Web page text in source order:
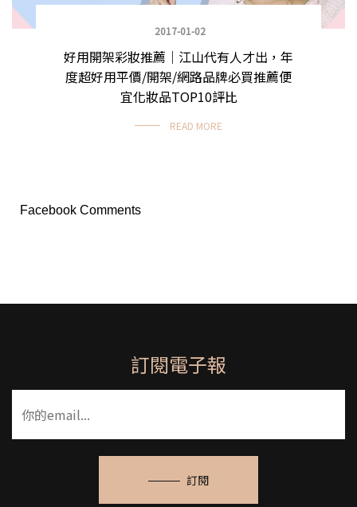
2017-01-02
好用開架彩妝推薦｜江山代有人才出，年
度超好用平價/開架/網路品牌必買推薦便
宜化妝品TOP10評比
READ MORE
Facebook Comments
訂閱電子報
訂閱